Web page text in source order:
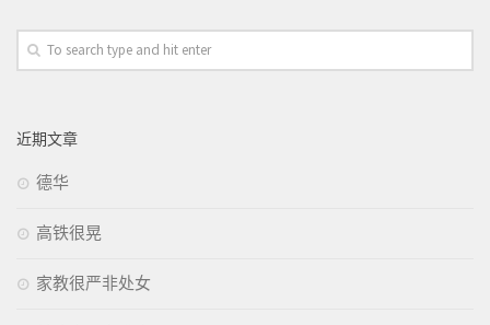
近期文章
德华
高铁很晃
家教很严非处女